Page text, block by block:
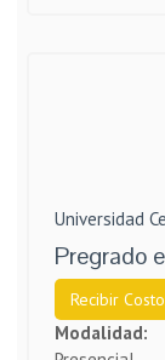
Universidad
Pregrado
Recibir
Modalidad: